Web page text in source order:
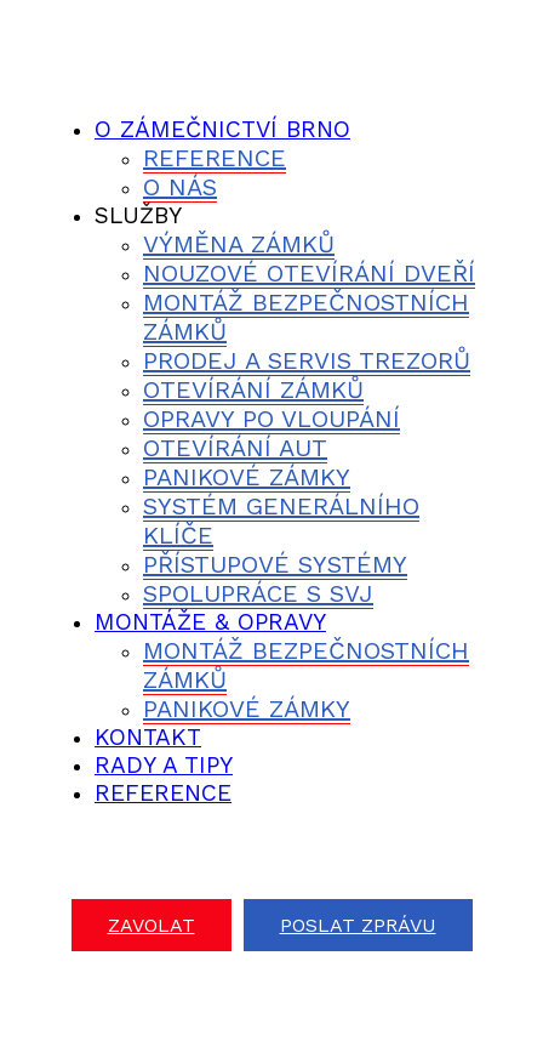
O ZÁMEČNICTVÍ BRNO
REFERENCE
O NÁS
SLUŽBY
VÝMĚNA ZÁMKŮ
NOUZOVÉ OTEVÍRÁNÍ DVEŘÍ
MONTÁŽ BEZPEČNOSTNÍCH
ZÁMKŮ
PRODEJ A SERVIS TREZORŮ
OTEVÍRÁNÍ ZÁMKŮ
OPRAVY PO VLOUPÁNÍ
OTEVÍRÁNÍ AUT
PANIKOVÉ ZÁMKY
SYSTÉM GENERÁLNÍHO
KLÍČE
PŘÍSTUPOVÉ SYSTÉMY
SPOLUPRÁCE S SVJ
MONTÁŽE & OPRAVY
MONTÁŽ BEZPEČNOSTNÍCH
ZÁMKŮ
PANIKOVÉ ZÁMKY
KONTAKT
RADY A TIPY
REFERENCE
ZAVOLAT POSLAT ZPRÁVU